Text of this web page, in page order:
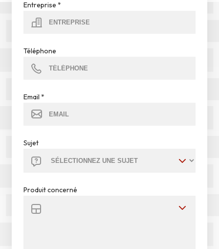
Entreprise *
Téléphone
Email *
Sujet
Produit concerné